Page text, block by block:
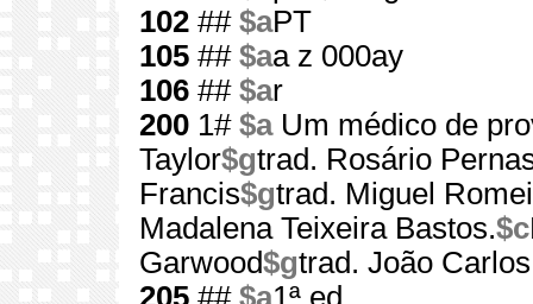
102 ## $aPT
105 ## $aa z 000ay
106 ## $ar
200 1# $aUm médico de
Taylor$gtrad. Rosário
Francis$gtrad. Miguel
Madalena Teixeira Bastos.$c
Garwood$gtrad. João
205 ## $a1ª ed